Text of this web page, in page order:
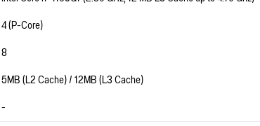
4 (P-Core)
8
5MB (L2 Cache) / 12MB (L3 Cache)
-